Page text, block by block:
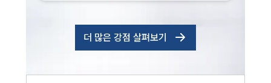
더 많은 강점 살펴보기